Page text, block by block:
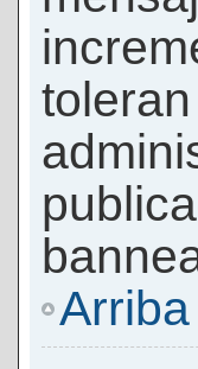
Arriba